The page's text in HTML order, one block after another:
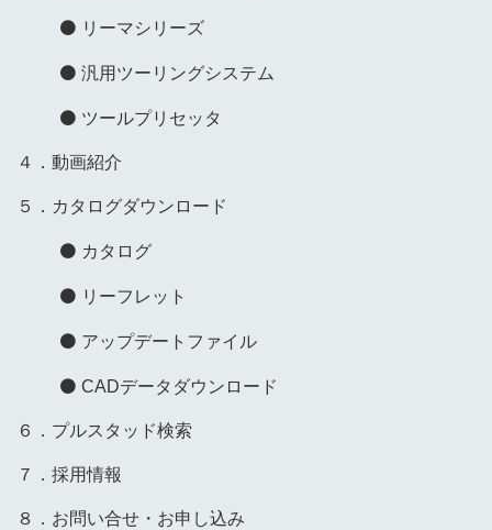
リーマシリーズ
汎用ツーリングシステム
ツールプリセッタ
４．動画紹介
５．カタログダウンロード
カタログ
リーフレット
アップデートファイル
CADデータダウンロード
６．プルスタッド検索
７．採用情報
８．お問い合せ・お申し込み